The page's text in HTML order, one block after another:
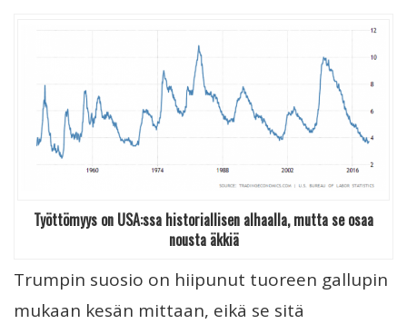
Työttömyys on USA:ssa historiallisen alhaalla, mutta se osaa
nousta äkkiä
Trumpin suosio on hiipunut tuoreen gallupin
mukaan kesän mittaan, eikä se sitä